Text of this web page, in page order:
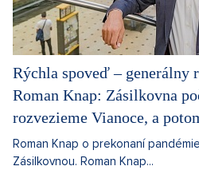
Rýchla spoveď – generálny
Roman Knap: Zásilkovna
rozvezieme Vianoce, a
Roman Knap o prekonaní
Zásilkovnou. Roman Knap...